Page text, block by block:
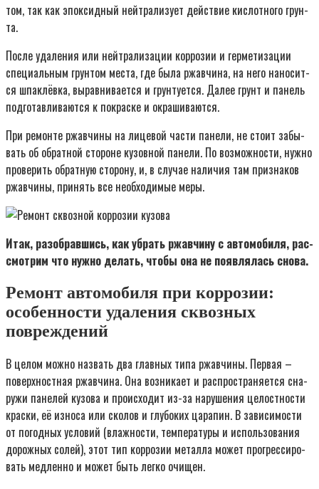
том, так как эпок­сид­ный ней­тра­ли­зу­ет дей­ствие кис­лот­но­го грун­
та.
После уда­ле­ния или ней­тра­ли­за­ции кор­ро­зии и гер­ме­ти­за­ции
спе­ци­аль­ным грун­том места, где была ржав­чи­на, на него нано­сит­
ся шпа­клёв­ка, вырав­ни­ва­ет­ся и грун­ту­ет­ся. Далее грунт и панель
под­го­тав­ли­ва­ют­ся к покрас­ке и окра­ши­ва­ют­ся.
При ремон­те ржав­чи­ны на лице­вой части пане­ли, не сто­ит забы­
вать об обрат­ной сто­роне кузов­ной пане­ли. По воз­мож­но­сти, нуж­но
про­ве­рить обрат­ную сто­ро­ну, и, в слу­чае нали­чия там при­зна­ков
ржав­чи­ны, при­нять все необ­хо­ди­мые меры.
Итак, разо­брав­шись, как убрать ржав­чи­ну с авто­мо­би­ля, рас­
смот­рим что нуж­но делать, что­бы она не появ­ля­лась сно­ва.
Ремонт автомобиля при коррозии:
особенности удаления сквозных
повреждений
В целом мож­но назвать два глав­ных типа ржав­чи­ны. Пер­вая –
поверх­ност­ная ржав­чи­на. Она воз­ни­ка­ет и рас­про­стра­ня­ет­ся сна­
ру­жи пане­лей кузо­ва и про­ис­хо­дит из-за нару­ше­ния целост­но­сти
крас­ки, её изно­са или ско­лов и глу­бо­ких цара­пин. В зави­си­мо­сти
от погод­ных усло­вий (влаж­но­сти, тем­пе­ра­ту­ры и исполь­зо­ва­ния
дорож­ных солей), этот тип кор­ро­зии метал­ла может про­грес­си­ро­
вать мед­лен­но и может быть лег­ко очи­щен.